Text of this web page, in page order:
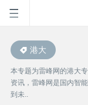
首
页
港大
本专题为雷峰网的港大
资讯，雷峰网是国内智
到未..